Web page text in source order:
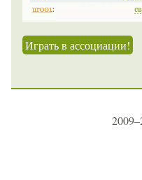
Играть в ассоциации!